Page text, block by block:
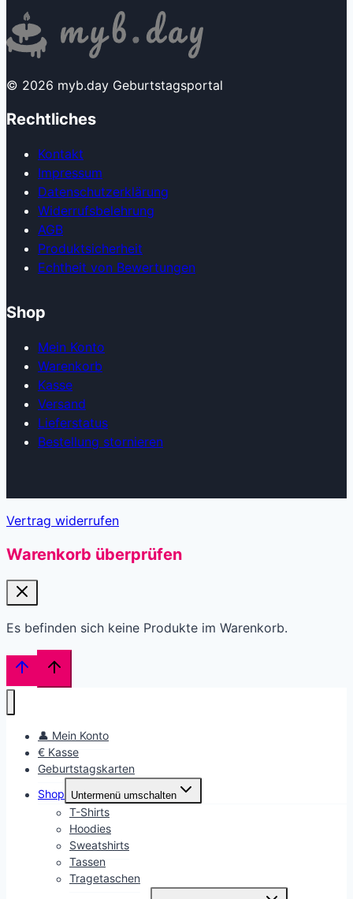
© 2026 myb.day Geburtstagsportal
Rechtliches
Kontakt
Impressum
Datenschutzerklärung
Widerrufsbelehrung
AGB
Produkt­sicherheit
Echtheit von Bewertungen
Shop
Mein Konto
Warenkorb
Kasse
Versand
Lieferstatus
Bestellung stornieren
Vertrag widerrufen
Warenkorb überprüfen
Es befinden sich keine Produkte im Warenkorb.
👤 Mein Konto
€ Kasse
Geburtstagskarten
Shop
Untermenü umschalten
T-Shirts
Hoodies
Sweatshirts
Tassen
Tragetaschen